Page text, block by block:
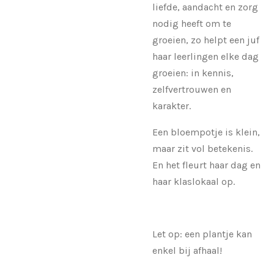
liefde, aandacht en zorg
nodig heeft om te
groeien, zo helpt een juf
haar leerlingen elke dag
groeien: in kennis,
zelfvertrouwen en
karakter.
Een bloempotje is klein,
maar zit vol betekenis.
En het fleurt haar dag en
haar klaslokaal op.
Let op: een plantje kan
enkel bij afhaal!